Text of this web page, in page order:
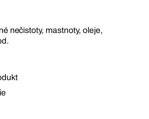
nečistoty, mastnoty, oleje,